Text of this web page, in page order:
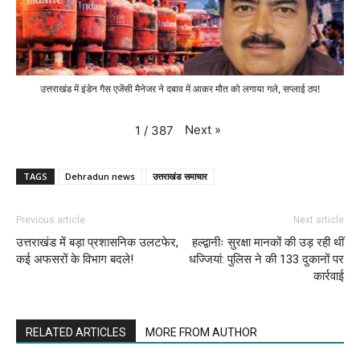
उत्तराखंड में इंडेन गैस एजेंसी मैनेजर ने दबाव में आकर मौत को लगाया गले, सप्लाई ठप!
1 / 387 Next »
TAGS Dehradun news उत्तराखंड समाचार
Previous article
उत्तराखंड में बड़ा प्रशासनिक उलटफेर,
कई अफसरों के विभाग बदले!
Next article
हल्द्वानीः सुरक्षा मानकों की उड़ रही थीं
धज्जियां: पुलिस ने की 133 दुकानों पर
कार्रवाई
RELATED ARTICLES MORE FROM AUTHOR